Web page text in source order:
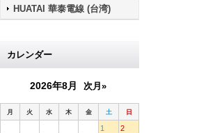
HUATAI 華泰電線 (台湾)
カレンダー
2026年8月 次月»
月 火 水 木 金 土 日
1
2